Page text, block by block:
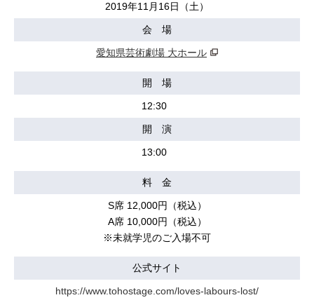
2019年11月16日（土）
会 場
愛知県芸術劇場 大ホール
開 場
12:30
開 演
13:00
料 金
S席 12,000円（税込）
A席 10,000円（税込）
※未就学児のご入場不可
公式サイト
https://www.tohostage.com/loves-labours-lost/